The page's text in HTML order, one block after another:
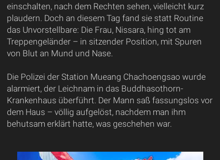
einschalten, nach dem Rechten sehen, vielleicht kurz
plaudern. Doch an diesem Tag fand sie statt Routine
das Unvorstellbare: Die Frau, Nissara, hing tot am
Treppengeländer – in sitzender Position, mit Spuren
von Blut an Mund und Nase.
Die Polizei der Station Mueang Chachoengsao wurde
alarmiert, der Leichnam in das Buddhasothorn-
Krankenhaus überführt. Der Mann saß fassungslos vor
dem Haus – völlig aufgelöst, nachdem man ihm
behutsam erklärt hatte, was geschehen war.